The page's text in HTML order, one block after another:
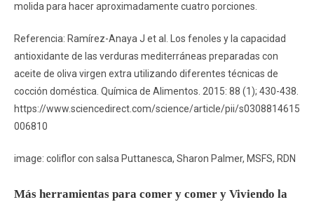
molida para hacer aproximadamente cuatro porciones.
Referencia: Ramírez-Anaya J et al. Los fenoles y la capacidad
antioxidante de las verduras mediterráneas preparadas con
aceite de oliva virgen extra utilizando diferentes técnicas de
cocción doméstica. Química de Alimentos. 2015: 88 (1); 430-438.
https://www.sciencedirect.com/science/article/pii/s0308814615
006810
image: coliflor con salsa Puttanesca, Sharon Palmer, MSFS, RDN
Más herramientas para comer y comer y Viviendo la